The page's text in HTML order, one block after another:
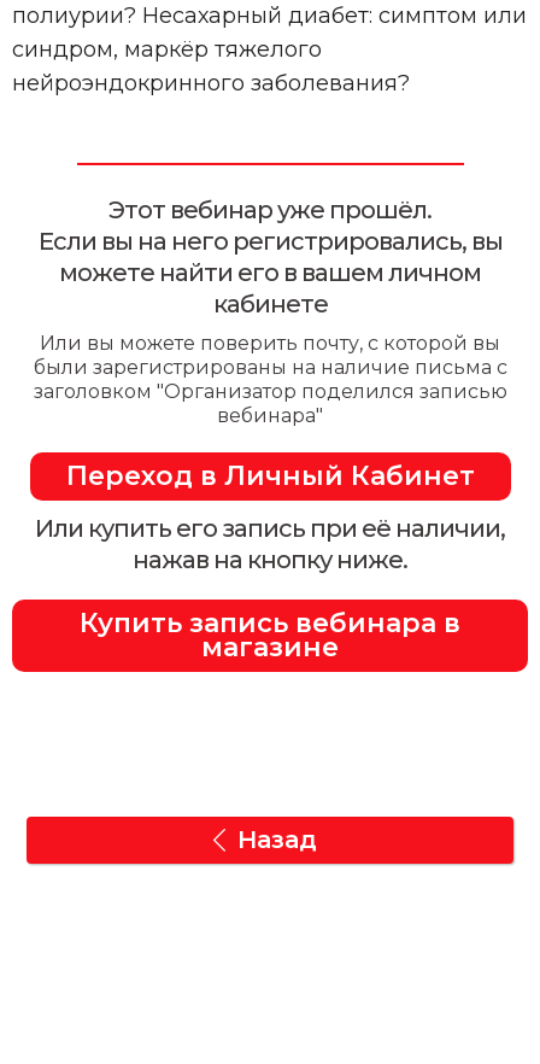
полиурии? Несахарный диабет: симптом или
синдром, маркёр тяжелого
нейроэндокринного заболевания?
Этот вебинар уже прошёл.
Если вы на него регистрировались, вы
можете найти его в вашем личном
кабинете
Или вы можете поверить почту, с которой вы
были зарегистрированы на наличие письма с
заголовком "Организатор поделился записью
вебинара"
Переход в Личный Кабинет
Или купить его запись при её наличии,
нажав на кнопку ниже.
Купить запись вебинара в
магазине
Назад